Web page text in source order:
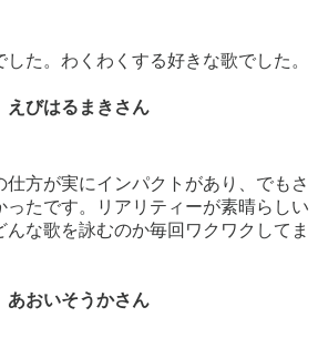
た。わくわくする好きな歌でした。
えびはるまきさん
方が実にインパクトがあり、でもさ
ったです。リアリティーが素晴らしい
んな歌を詠むのか毎回ワクワクしてま
あおいそうかさん